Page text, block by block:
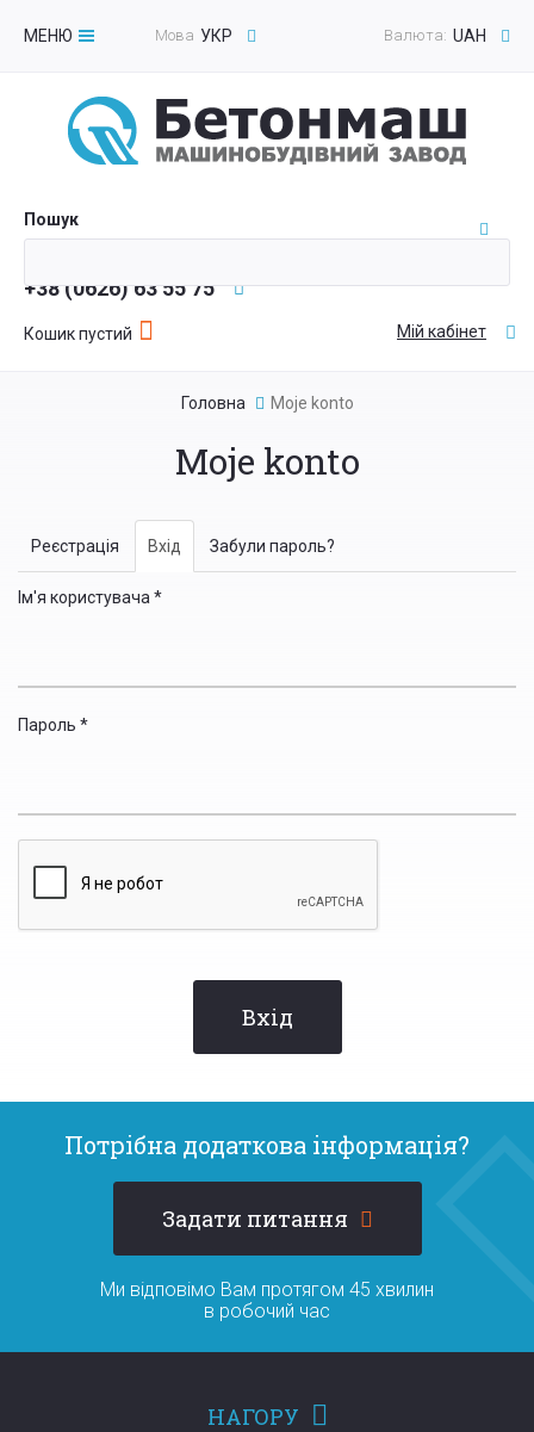
МЕНЮ
Toggle
Валюта: UAH
Мова УКР
+38 (0626) 63 55 75
Пошук
Кошик пустий Мій кабінет
Головна Moje konto
Moje konto
Primary
tabs
Реєстрація Вхід (active
tab)
Забули пароль?
Ім'я користувача *
Пароль *
Вхід
Потрібна додаткова інформація?
Задати питання
Ми відповімо Вам протягом 45 хвилин
в робочий час
НАГОРУ